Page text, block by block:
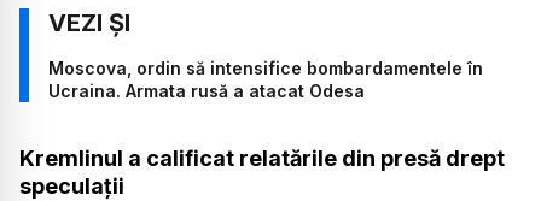
Moscova, ordin să intensifice bombardamentele în
Ucraina. Armata rusă a atacat Odesa
Kremlinul a calificat relatările din presă drept
speculații